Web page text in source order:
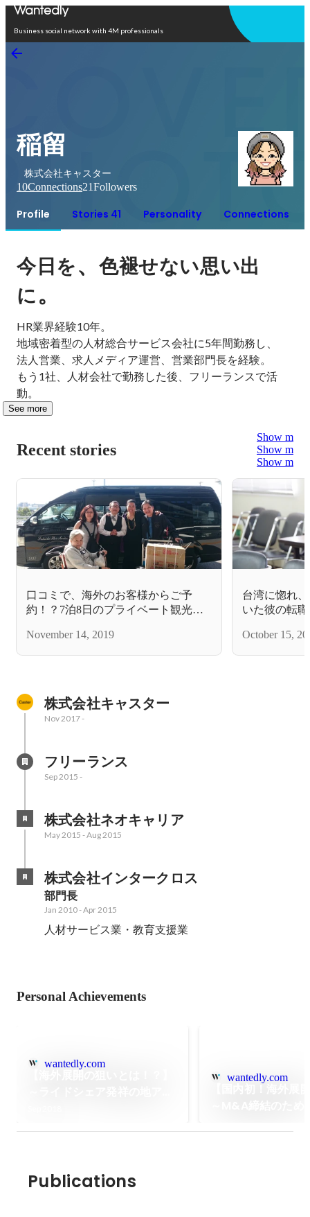
Business social network with 4M professionals
稲留
株式会社キャスター
10Connections21Followers
Profile Stories 41 Personality Connections
今日を、色褪せない思い出
に。
HR業界経験10年。
地域密着型の人材総合サービス会社に5年間勤務し、
法人営業、求人メディア運営、営業部門長を経験。
もう1社、人材会社で勤務した後、フリーランスで活
動。
See more
Recent stories
Show more
Show more
Show more
口コミで、海外のお客様からご予
約！？7泊8日のプライベート観光ツ
November 14, 2019
台湾に惚れ
いた彼の転
October 15,
株式会社キャスター
Nov 2017-
フリーランス
Sep 2015 -
株式会社ネオキャリア
May 2015 -Aug 2015
株式会社インタークロス
部門長
Jan 2010-Apr 2015
人材サービス業・教育支援業
Personal Achievements
wantedly.com
wantedly.com
Publications